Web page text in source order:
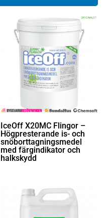
IceOff X20MC Flingor –
Högpresterande is- och
snöborttagningsmedel
med färgindikator och
halkskydd